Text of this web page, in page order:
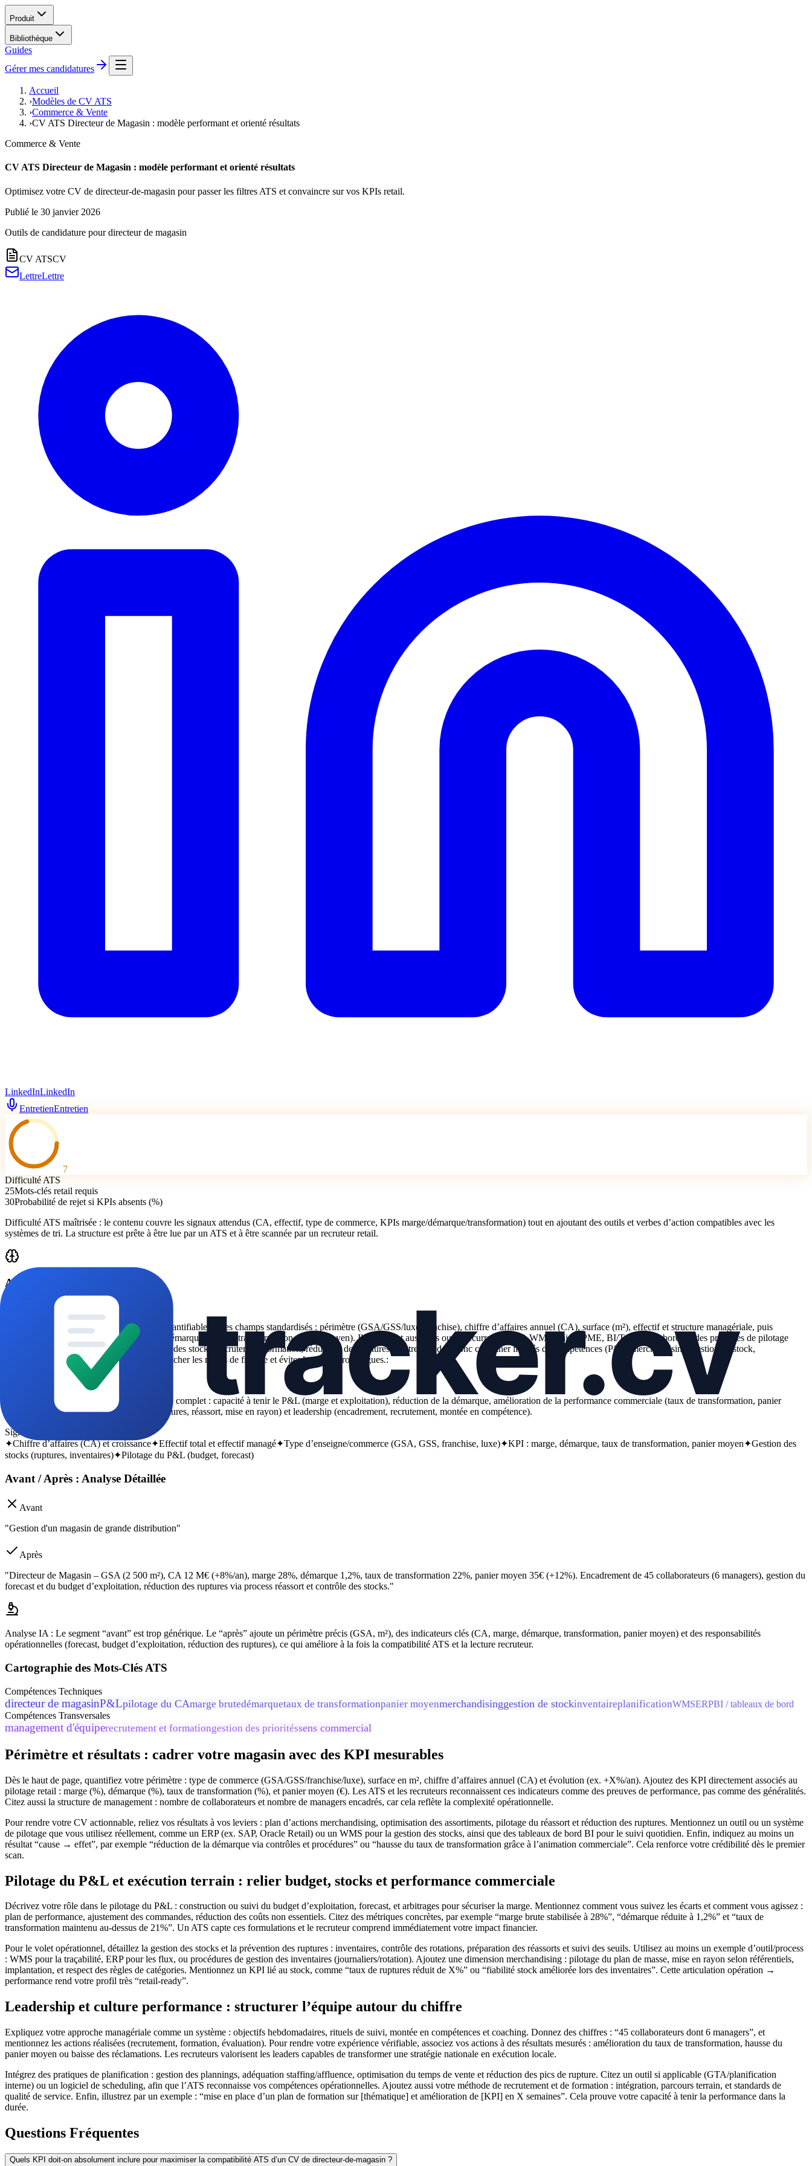
Produit
Bibliothèque
Guides
Gérer mes candidatures
Accueil
›Modèles de CV ATS
›Commerce & Vente
›CV ATS Directeur de Magasin : modèle performant et orienté résultats
Commerce & Vente
CV ATS Directeur de Magasin : modèle performant et orienté résultats
Optimisez votre CV de directeur-de-magasin pour passer les filtres ATS et convaincre sur vos KPIs retail.
Publié le 30 janvier 2026
Outils de candidature pourdirecteur de magasin
CV ATSCV
LettreLettre
LinkedInLinkedIn
EntretienEntretien
7
Difficulté ATS
25Mots-clés retail requis
30Probabilité de rejet si KPIs absents (%)
Difficulté ATS maîtrisée : le contenu couvre les signaux attendus (CA, effectif, type de commerce, KPIs marge/démarque/transformation) tout en ajoutant des outils et verbes d’action compatibles avec les
systèmes de tri. La structure est prête à être lue par un ATS et à être scannée par un recruteur retail.
Analyse Technique
Logique ATS
Les ATS retail priorisent les informations quantifiables et les champs standardisés : périmètre (GSA/GSS/luxe/franchise), chiffre d’affaires annuel (CA), surface (m²), effectif et structure managériale, puis
compétences et résultats via KPIs (marge, démarque, taux de transformation, panier moyen). Ils détectent aussi des outils récurrents (ERP, WMS, caisse/PME, BI/Tableau de bord) et des pratiques de pilotage
(P&L, merchandising, planification, gestion des stocks, recrutement/formation, réduction des ruptures). Votre CV doit donc combiner libellés de compétences (P&L, merchandising, gestion de stock,
planification) + métriques chiffrées pour matcher les règles de filtrage et éviter les zones trop vagues.:
Ce que le recruteur cherche
Le recruteur cherche la preuve d’un pilotage complet : capacité à tenir le P&L (marge et exploitation), réduction de la démarque, amélioration de la performance commerciale (taux de transformation, panier
moyen), maîtrise opérationnelle (stocks/ruptures, réassort, mise en rayon) et leadership (encadrement, recrutement, montée en compétence).
Signaux différenciants
✦Chiffre d’affaires (CA) et croissance✦Effectif total et effectif managé✦Type d’enseigne/commerce (GSA, GSS, franchise, luxe)✦KPI : marge, démarque, taux de transformation, panier moyen✦Gestion des
stocks (ruptures, inventaires)✦Pilotage du P&L (budget, forecast)
Avant / Après : Analyse Détaillée
Avant
"Gestion d'un magasin de grande distribution"
Après
"Directeur de Magasin – GSA (2 500 m²), CA 12 M€ (+8%/an), marge 28%, démarque 1,2%, taux de transformation 22%, panier moyen 35€ (+12%). Encadrement de 45 collaborateurs (6 managers), gestion du
forecast et du budget d’exploitation, réduction des ruptures via process réassort et contrôle des stocks."
Analyse IA : Le segment “avant” est trop générique. Le “après” ajoute un périmètre précis (GSA, m²), des indicateurs clés (CA, marge, démarque, transformation, panier moyen) et des responsabilités
opérationnelles (forecast, budget d’exploitation, réduction des ruptures), ce qui améliore à la fois la compatibilité ATS et la lecture recruteur.
Cartographie des Mots-Clés ATS
Compétences Techniques
directeur de magasinP&Lpilotage du CAmarge brutedémarquetaux de transformationpanier moyenmerchandisinggestion de stockinventaireplanificationWMSERPBI / tableaux de bord
Compétences Transversales
management d'équiperecrutement et formationgestion des prioritéssens commercial
Périmètre et résultats : cadrer votre magasin avec des KPI mesurables
Dès le haut de page, quantifiez votre périmètre : type de commerce (GSA/GSS/franchise/luxe), surface en m², chiffre d’affaires annuel (CA) et évolution (ex. +X%/an). Ajoutez des KPI directement associés au
pilotage retail : marge (%), démarque (%), taux de transformation (%), et panier moyen (€). Les ATS et les recruteurs reconnaissent ces indicateurs comme des preuves de performance, pas comme des généralités.
Citez aussi la structure de management : nombre de collaborateurs et nombre de managers encadrés, car cela reflète la complexité opérationnelle.
Pour rendre votre CV actionnable, reliez vos résultats à vos leviers : plan d’actions merchandising, optimisation des assortiments, pilotage du réassort et réduction des ruptures. Mentionnez un outil ou un système
de pilotage que vous utilisez réellement, comme un ERP (ex. SAP, Oracle Retail) ou un WMS pour la gestion des stocks, ainsi que des tableaux de bord BI pour le suivi quotidien. Enfin, indiquez au moins un
résultat “cause → effet”, par exemple “réduction de la démarque via contrôles et procédures” ou “hausse du taux de transformation grâce à l’animation commerciale”. Cela renforce votre crédibilité dès le premier
scan.
Pilotage du P&L et exécution terrain : relier budget, stocks et performance commerciale
Décrivez votre rôle dans le pilotage du P&L : construction ou suivi du budget d’exploitation, forecast, et arbitrages pour sécuriser la marge. Mentionnez comment vous suivez les écarts et comment vous agissez :
plan de performance, ajustement des commandes, réduction des coûts non essentiels. Citez des métriques concrètes, par exemple “marge brute stabilisée à 28%”, “démarque réduite à 1,2%” et “taux de
transformation maintenu au-dessus de 21%”. Un ATS capte ces formulations et le recruteur comprend immédiatement votre impact financier.
Pour le volet opérationnel, détaillez la gestion des stocks et la prévention des ruptures : inventaires, contrôle des rotations, préparation des réassorts et suivi des seuils. Utilisez au moins un exemple d’outil/process
: WMS pour la traçabilité, ERP pour les flux, ou procédures de gestion des inventaires (journaliers/rotation). Ajoutez une dimension merchandising : pilotage du plan de masse, mise en rayon selon référentiels,
implantation, et respect des règles de catégories. Mentionnez un KPI lié au stock, comme “taux de ruptures réduit de X%” ou “fiabilité stock améliorée lors des inventaires”. Cette articulation opération →
performance rend votre profil très “retail-ready”.
Leadership et culture performance : structurer l’équipe autour du chiffre
Expliquez votre approche managériale comme un système : objectifs hebdomadaires, rituels de suivi, montée en compétences et coaching. Donnez des chiffres : “45 collaborateurs dont 6 managers”, et
mentionnez les actions réalisées (recrutement, formation, évaluation). Pour rendre votre expérience vérifiable, associez vos actions à des résultats mesurés : amélioration du taux de transformation, hausse du
panier moyen ou baisse des réclamations. Les recruteurs valorisent les leaders capables de transformer une stratégie nationale en exécution locale.
Intégrez des pratiques de planification : gestion des plannings, adéquation staffing/affluence, optimisation du temps de vente et réduction des pics de rupture. Citez un outil si applicable (GTA/planification
interne) ou un logiciel de scheduling, afin que l’ATS reconnaisse vos compétences opérationnelles. Ajoutez aussi votre méthode de recrutement et de formation : intégration, parcours terrain, et standards de
qualité de service. Enfin, illustrez par un exemple : “mise en place d’un plan de formation sur [thématique] et amélioration de [KPI] en X semaines”. Cela prouve votre capacité à tenir la performance dans la
durée.
Questions Fréquentes
Quels KPI doit-on absolument inclure pour maximiser la compatibilité ATS d’un CV de directeur-de-magasin ?